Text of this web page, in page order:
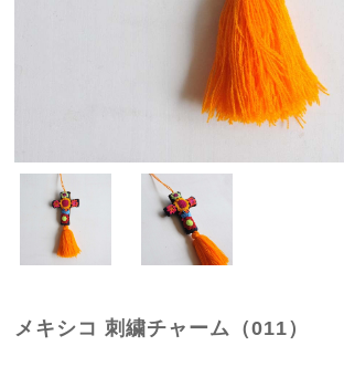
メキシコ 刺繍チャーム（011）